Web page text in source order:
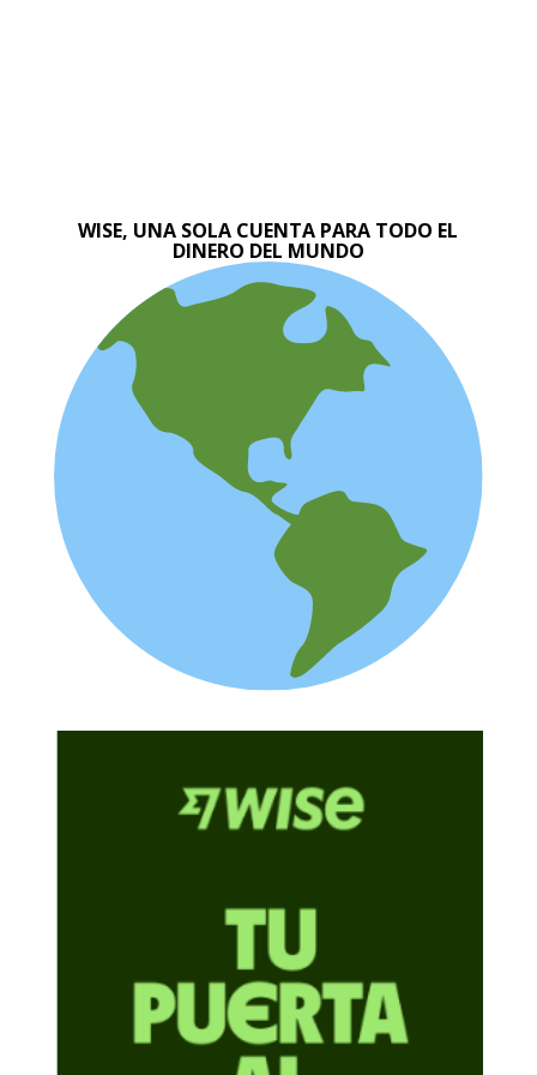
WISE, UNA SOLA CUENTA PARA TODO EL
DINERO DEL MUNDO